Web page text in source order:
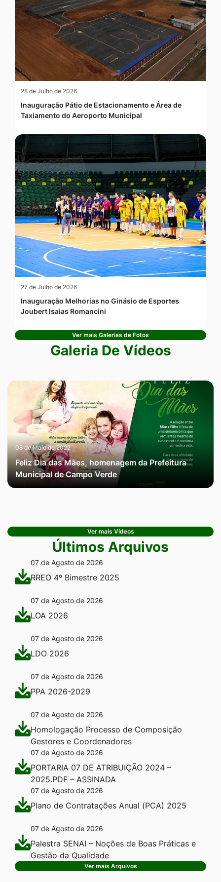
28 de Julho de 2026
Inauguração Pátio de Estacionamento e Área de
Taxiamento do Aeroporto Municipal
27 de Julho de 2026
Inauguração Melhorias no Ginásio de Esportes
Joubert Isaias Romancini
Ver mais Galerias de Fotos
Galeria De Vídeos
08 de Maio de 2022
Feliz Dia das Mães, homenagem da Prefeitura
Municipal de Campo Verde
Ver mais Vídeos
Últimos Arquivos
07 de Agosto de 2026
RREO 4º Bimestre 2025
07 de Agosto de 2026
LOA 2026
07 de Agosto de 2026
LDO 2026
07 de Agosto de 2026
PPA 2026-2029
07 de Agosto de 2026
Homologação Processo de Composição
Gestores e Coordenadores
07 de Agosto de 2026
PORTARIA 07 DE ATRIBUIÇÃO 2024 –
2025.PDF – ASSINADA
07 de Agosto de 2026
Plano de Contratações Anual (PCA) 2025
07 de Agosto de 2026
Palestra SENAI – Noções de Boas Práticas e
Gestão da Qualidade
Ver mais Arquivos